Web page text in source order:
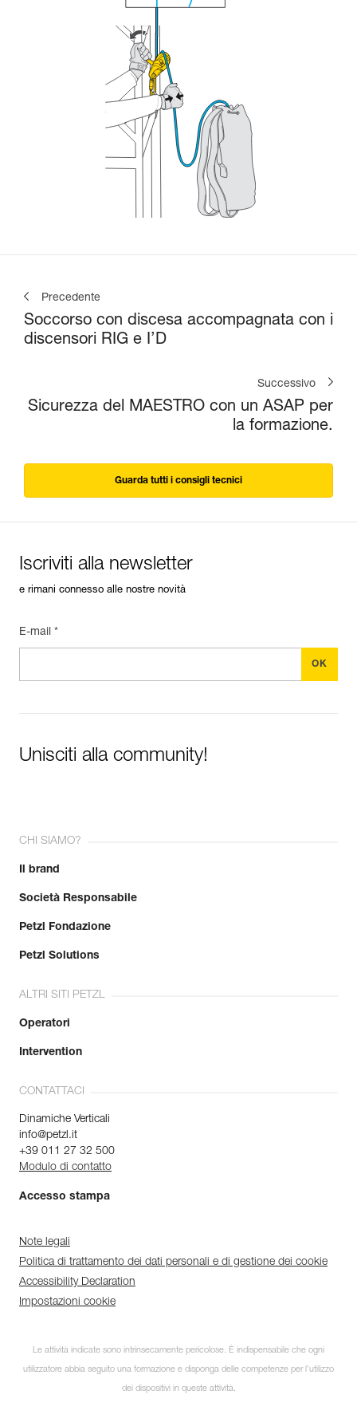
Precedente
Soccorso con discesa accompagnata con i
discensori RIG e I’D
Successivo
Sicurezza del MAESTRO con un ASAP per
la formazione.
Guarda tutti i consigli tecnici
Iscriviti alla newsletter
e rimani connesso alle nostre novità
E-mail *
Unisciti alla community!
CHI SIAMO?
Il brand
Società Responsabile
Petzl Fondazione
Petzl Solutions
ALTRI SITI PETZL
Operatori
Intervention
CONTATTACI
Dinamiche Verticali
info@petzl.it
+39 011 27 32 500
Modulo di contatto
Accesso stampa
Note legali
Politica di trattamento dei dati personali e di gestione dei cookie
Accessibility Declaration
Impostazioni cookie
Le attività indicate sono intrinsecamente pericolose. È indispensabile che ogni
utilizzatore abbia seguito una formazione e disponga delle competenze per l’utilizzo
dei dispositivi in queste attività.